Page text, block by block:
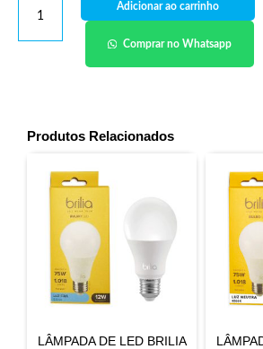
Adicionar ao carrinho
Comprar no Whatsapp
Produtos Relacionados
LÂMPADA DE LED BRILIA